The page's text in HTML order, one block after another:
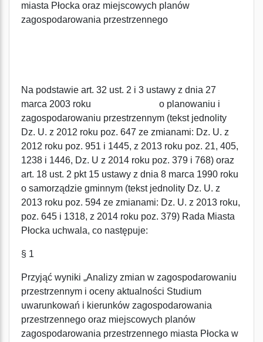
miasta Płocka oraz miejscowych planów
zagospodarowania przestrzennego
Na podstawie art. 32 ust. 2 i 3 ustawy z dnia 27
marca 2003 roku o planowaniu i
zagospodarowaniu przestrzennym (tekst jednolity
Dz. U. z 2012 roku poz. 647 ze zmianami: Dz. U. z
2012 roku poz. 951 i 1445, z 2013 roku poz. 21, 405,
1238 i 1446, Dz. U z 2014 roku poz. 379 i 768) oraz
art. 18 ust. 2 pkt 15 ustawy z dnia 8 marca 1990 roku
o samorządzie gminnym (tekst jednolity Dz. U. z
2013 roku poz. 594 ze zmianami: Dz. U. z 2013 roku,
poz. 645 i 1318, z 2014 roku poz. 379) Rada Miasta
Płocka uchwala, co następuje:
§ 1
Przyjąć wyniki „Analizy zmian w zagospodarowaniu
przestrzennym i oceny aktualności Studium
uwarunkowań i kierunków zagospodarowania
przestrzennego oraz miejscowych planów
zagospodarowania przestrzennego miasta Płocka w